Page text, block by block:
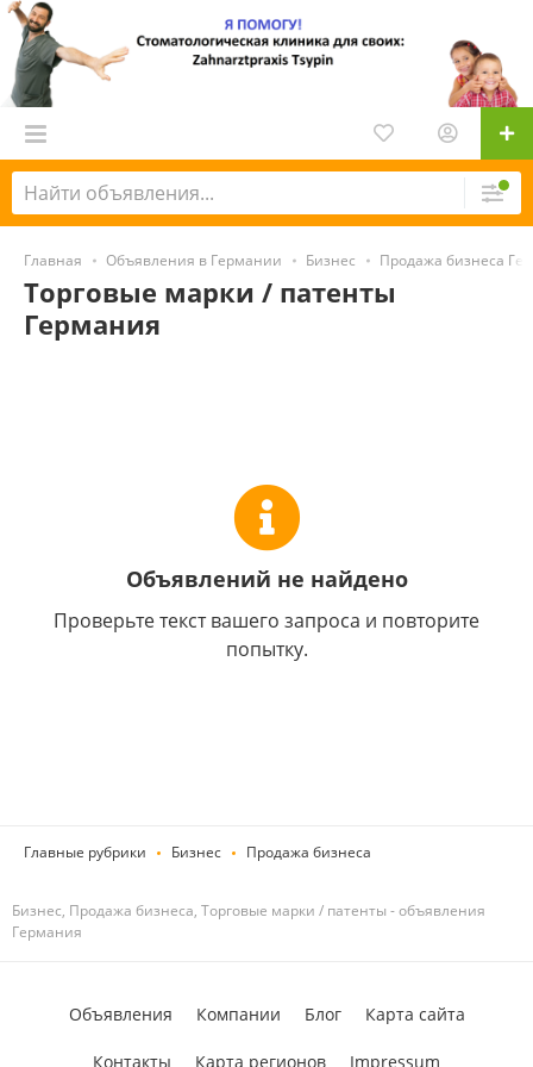
Главная Объявления в Германии Бизнес Продажа бизнеса
Торговые марки / патенты
Германия
Объявлений не найдено
Проверьте текст вашего запроса и повторите
попытку.
Главные рубрики Бизнес Продажа бизнеса
Бизнес, Продажа бизнеса, Торговые марки / патенты - объявления
Германия
Объявления Компании Блог Карта сайта
Контакты Карта регионов Impressum